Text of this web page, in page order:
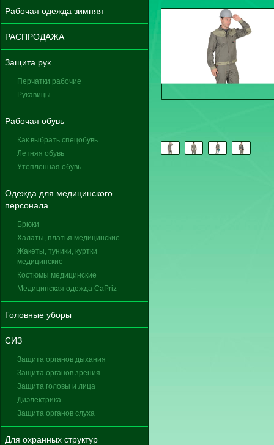
Рабочая одежда зимняя
РАСПРОДАЖА
Защита рук
Перчатки рабочие
Рукавицы
Рабочая обувь
Как выбрать спецобувь
Летняя обувь
Утепленная обувь
Одежда для медицинского
персонала
Брюки
Халаты, платья медицинские
Жакеты, туники, куртки
медицинские
Костюмы медицинские
Медицинская одежда CaPriz
Головные уборы
СИЗ
Защита органов дыхания
Защита органов зрения
Защита головы и лица
Диэлектрика
Защита органов слуха
Для охранных структур